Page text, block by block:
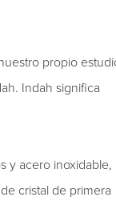
propio
Indah significa
y acero inoxidable,
cristal de primera